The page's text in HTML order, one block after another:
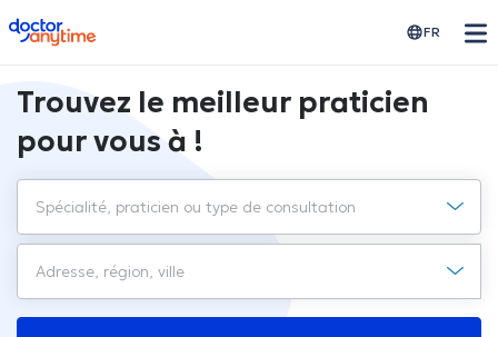
doctoranytime FR
Trouvez le meilleur praticien
pour vous à !